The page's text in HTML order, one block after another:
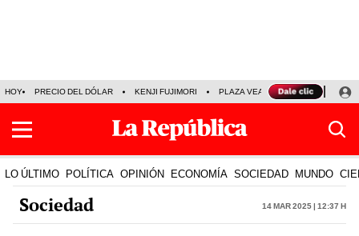
HOY PRECIO DEL DÓLAR KENJI FUJIMORI PLAZA VEA FERIADOS
LO ÚLTIMO POLÍTICA OPINIÓN ECONOMÍA SOCIEDAD MUNDO
Sociedad 14 Mar 2025 | 12:37 h